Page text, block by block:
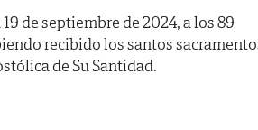
de septiembre de 2024, a los 89
recibido los santos
de Su Santidad.